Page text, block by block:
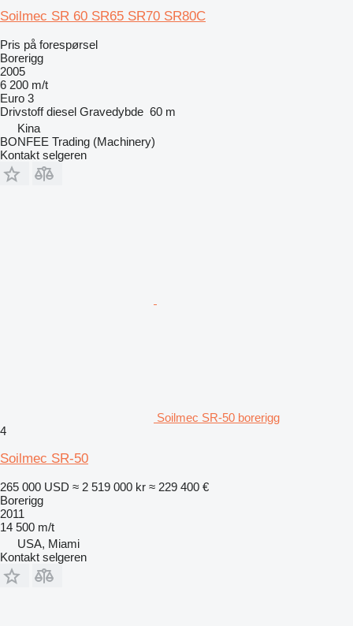
Soilmec SR 60 SR65 SR70 SR80C
Pris på forespørsel
Borerigg
2005
6 200 m/t
Euro 3
Drivstoff diesel Gravedybde 60 m
Kina
BONFEE Trading (Machinery)
Kontakt selgeren
Soilmec SR-50 borerigg
4
Soilmec SR-50
265 000 USD ≈ 2 519 000 kr ≈ 229 400 €
Borerigg
2011
14 500 m/t
USA, Miami
Kontakt selgeren